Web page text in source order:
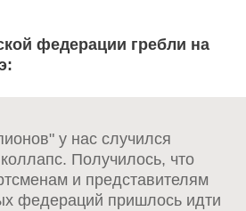
федерации гребли на
у нас случился
Получилось, что
и представителям
федераций пришлось идти